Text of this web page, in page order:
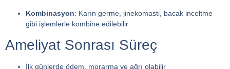
Kombinasyon: Karın germe, jinekomasti, bacak inceltme
gibi işlemlerle kombine edilebilir
Ameliyat Sonrası Süreç
İlk günlerde ödem, morarma ve ağrı olabilir